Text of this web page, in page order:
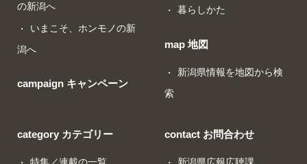
の新潟へ
いまこそ、ホンモノの新
潟へ
campaign キャンペーン
暮らしかた
map 地図
新潟県情報を地図から検
索
category カテゴリー contact お問合わせ